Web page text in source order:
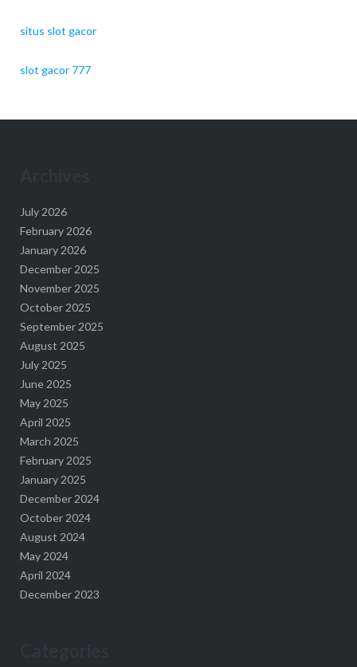
situs slot gacor
slot gacor 777
July 2026
February 2026
January 2026
December 2025
November 2025
October 2025
September 2025
August 2025
July 2025
June 2025
May 2025
April 2025
March 2025
February 2025
January 2025
December 2024
October 2024
August 2024
May 2024
April 2024
December 2023